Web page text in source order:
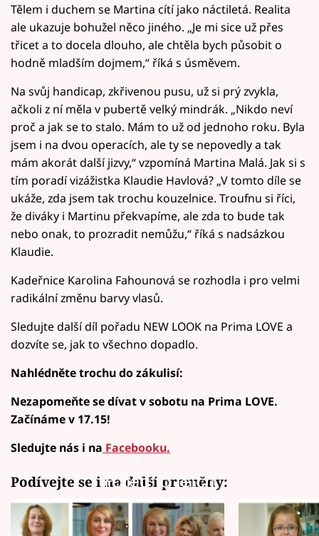
Tělem i duchem se Martina cítí jako náctiletá. Realita
ale ukazuje bohužel něco jiného. „Je mi sice už přes
třicet a to docela dlouho, ale chtěla bych působit o
hodně mladším dojmem,“ říká s úsměvem.
Na svůj handicap, zkřivenou pusu, už si prý zvykla,
ačkoli z ní měla v pubertě velký mindrák. „Nikdo neví
proč a jak se to stalo. Mám to už od jednoho roku. Byla
jsem i na dvou operacích, ale ty se nepovedly a tak
mám akorát další jizvy,“ vzpomíná Martina Malá. Jak si s
tím poradí vizážistka Klaudie Havlová? „V tomto díle se
ukáže, zda jsem tak trochu kouzelnice. Troufnu si říci,
že diváky i Martinu překvapíme, ale zda to bude tak
nebo onak, to prozradit nemůžu,“ říká s nadsázkou
Klaudie.
Kadeřnice Karolina Fahounová se rozhodla i pro velmi
radikální změnu barvy vlasů.
Sledujte další díl pořadu NEW LOOK na Prima LOVE a
dozvíte se, jak to všechno dopadlo.
Nahlédněte trochu do zákulisí:
Nezapomeňte se dívat v sobotu na Prima LOVE.
Začínáme v 17.15!
Sledujte nás i na Facebooku.
Failed to fetch
Podívejte se i na další proměny: